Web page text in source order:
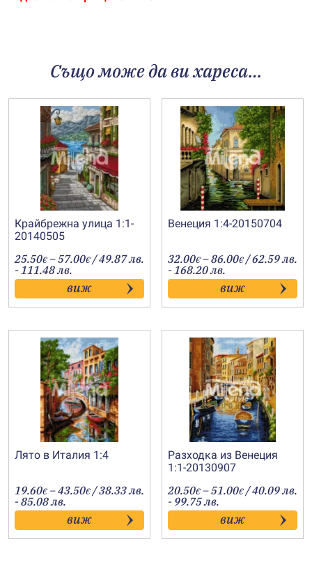
Също може да ви хареса…
Крайбрежна улица 1:1-
20140505
25.50€ –57.00€Price
range:
25.50€
through
57.00€
/ 49.87 лв.
- 111.48 лв.
виж
Венеция 1:4-20150704
32.00€ –86.00€Price
range:
32.00€
through
86.00€
/ 62.59 лв.
- 168.20 лв.
виж
Лято в Италия 1:4
19.60€ –43.50€Price
range:
19.60€
through
43.50€
/ 38.33 лв.
- 85.08 лв.
виж
Разходка из Венеция
1:1-20130907
20.50€ –51.00€Price
range:
20.50€
through
51.00€
/ 40.09 лв.
- 99.75 лв.
виж